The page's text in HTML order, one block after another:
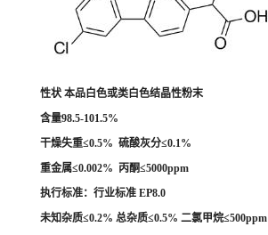
性状 本品白色或类白色结晶性粉末
含量98.5-101.5%
干燥失重≤0.5% 硫酸灰分≤0.1%
重金属≤0.002% 丙酮≤5000ppm
执行标准：行业标准 EP8.0
未知杂质≤0.2% 总杂质≤0.5% 二氯甲烷≤500ppm